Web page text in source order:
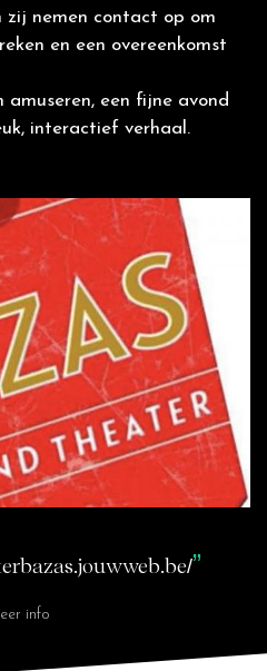
zij nemen contact op om
en een overeenkomst
amuseren, een fijne avond
interactief verhaal.
info